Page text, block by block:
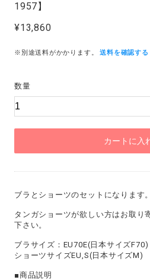
1957】
¥13,860
※別途送料がかかります。 送料を確認する
数量
カートに入
ブラとショーツのセットになります。
タンガショーツが欲しい方はお取り
下さい。
ブラサイズ：EU70E(日本サイズF70)
ショーツサイズEU,S(日本サイズM)
■商品説明